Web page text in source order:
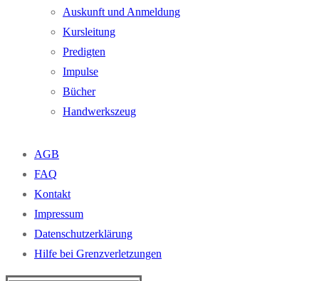
Auskunft und Anmeldung
Kursleitung
Predigten
Impulse
Bücher
Handwerkszeug
AGB
FAQ
Kontakt
Impressum
Datenschutzerklärung
Hilfe bei Grenzverletzungen